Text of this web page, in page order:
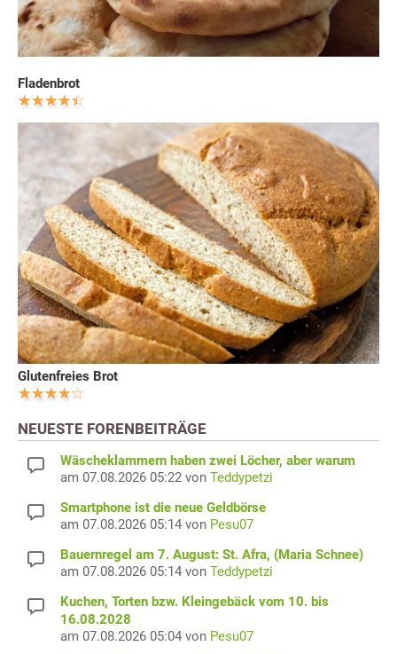
Fladenbrot
Glutenfreies Brot
NEUESTE FORENBEITRÄGE
Wäscheklammern haben zwei Löcher, aber warum
am 07.08.2026 05:22 von Teddypetzi
Smartphone ist die neue Geldbörse
am 07.08.2026 05:14 von Pesu07
Bauernregel am 7. August: St. Afra, (Maria Schnee)
am 07.08.2026 05:14 von Teddypetzi
Kuchen, Torten bzw. Kleingebäck vom 10. bis
16.08.2028
am 07.08.2026 05:04 von Pesu07